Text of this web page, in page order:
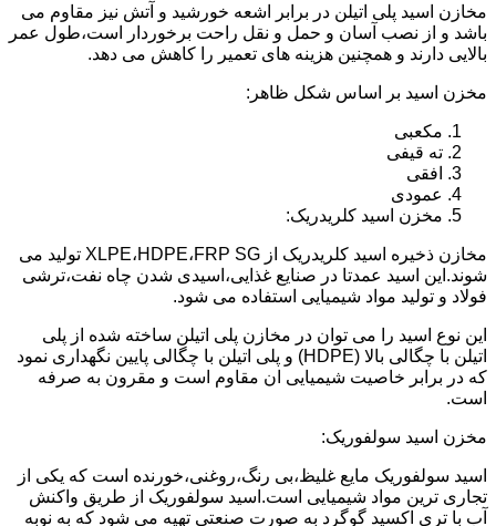
مخازن اسید پلی اتیلن در برابر اشعه خورشید و آتش نیز مقاوم می
باشد و از نصب آسان و حمل و نقل راحت برخوردار است،طول عمر
بالایی دارند و همچنین هزینه های تعمیر را کاهش می دهد.
مخزن اسید بر اساس شکل ظاهر:
مکعبی
ته قیفی
افقی
عمودی
مخزن اسید کلریدریک:
مخازن ذخیره اسید کلریدریک از XLPE،HDPE،FRP SG تولید می
شوند.این اسید عمدتا در صنایع غذایی،اسیدی شدن چاه نفت،ترشی
فولاد و تولید مواد شیمیایی استفاده می شود.
این نوع اسید را می توان در مخازن پلی اتیلن ساخته شده از پلی
اتیلن با چگالی بالا (HDPE) و پلی اتیلن با چگالی پایین نگهداری نمود
که در برابر خاصیت شیمیایی ان مقاوم است و مقرون به صرفه
است.
مخزن اسید سولفوریک:
اسید سولفوریک مایع غلیظ،بی رنگ،روغنی،خورنده است که یکی از
تجاری ترین مواد شیمیایی است.اسید سولفوریک از طریق واکنش
آب با تری اکسید گوگرد به صورت صنعتی تهیه می شود که به نوبه